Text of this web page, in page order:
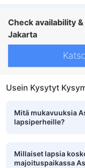
Check availability
Jakarta
Usein Kysytyt
Mitä mukavuuksia
lapsiperheille?
Millaiset lapsia
majoituspaikassa